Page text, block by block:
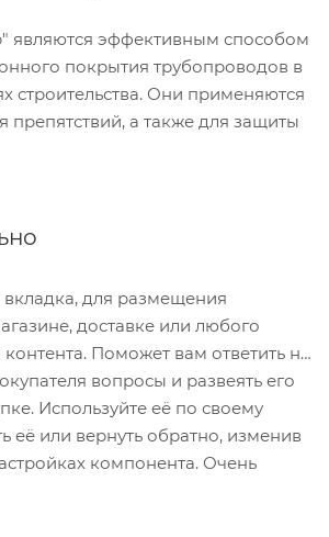
являются эффективным способом
покрытия трубопроводов в
строительства. Они применяются
препятствий, а также для защиты
между двумя трубами, а
Д57-89 мм.
Д100-500 мм.
35/40/65/95
и более, мм
для размещения
доставке или любого
Поможет вам ответить на
вопросы и развеять его
Используйте её по своему
её или вернуть обратно, изменив
компонента. Очень